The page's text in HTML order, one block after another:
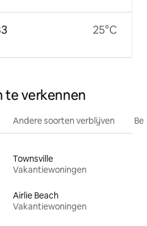
25°C
te verkennen
Andere soorten verblijven
Townsville
Vakantiewoningen
Airlie Beach
Vakantiewoningen